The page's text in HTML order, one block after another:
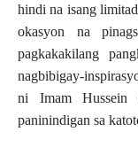
hindi na isang
okasyon na
pagkakakilang
nagbibigay-
ni Imam Hussein
paninindigan sa